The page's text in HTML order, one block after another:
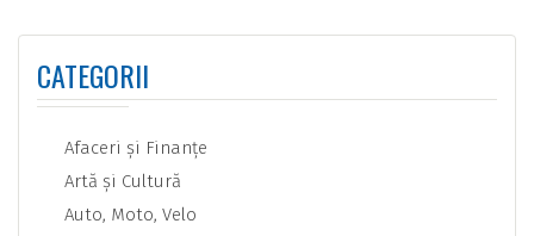
CATEGORII
Afaceri şi Finanţe
Artă şi Cultură
Auto, Moto, Velo